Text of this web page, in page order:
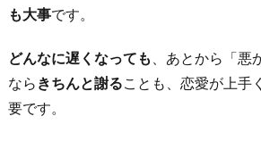
善
尽
く
し
も大事です。
どんなに遅くなっても 、あとから「
なら きちんと謝ることも、恋愛が上手
要です。